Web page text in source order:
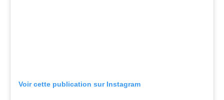
Voir cette publication sur Instagram